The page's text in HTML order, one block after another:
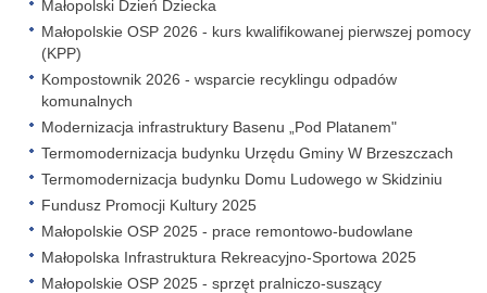
Małopolski Dzień Dziecka
Małopolskie OSP 2026 - kurs kwalifikowanej pierwszej pomocy
(KPP)
Kompostownik 2026 - wsparcie recyklingu odpadów
komunalnych
Modernizacja infrastruktury Basenu „Pod Platanem"
Termomodernizacja budynku Urzędu Gminy W Brzeszczach
Termomodernizacja budynku Domu Ludowego w Skidziniu
Fundusz Promocji Kultury 2025
Małopolskie OSP 2025 - prace remontowo-budowlane
Małopolska Infrastruktura Rekreacyjno-Sportowa 2025
Małopolskie OSP 2025 - sprzęt pralniczo-suszący